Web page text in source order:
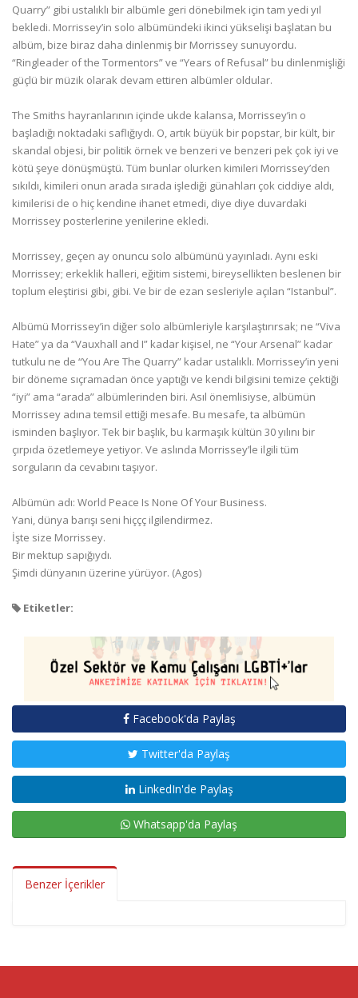
Quarry” gibi ustalıklı bir albümle geri dönebilmek için tam yedi yıl
bekledi. Morrissey’in solo albümündeki ikinci yükselişi başlatan bu
albüm, bize biraz daha dinlenmiş bir Morrissey sunuyordu.
“Ringleader of the Tormentors” ve “Years of Refusal” bu dinlenmişliği
güçlü bir müzik olarak devam ettiren albümler oldular.
The Smiths hayranlarının içinde ukde kalansa, Morrissey’in o
başladığı noktadaki saflığıydı. O, artık büyük bir popstar, bir kült, bir
skandal objesi, bir politik örnek ve benzeri ve benzeri pek çok iyi ve
kötü şeye dönüşmüştü. Tüm bunlar olurken kimileri Morrissey’den
sıkıldı, kimileri onun arada sırada işlediği günahları çok ciddiye aldı,
kimilerisi de o hiç kendine ihanet etmedi, diye diye duvardaki
Morrissey posterlerine yenilerine ekledi.
Morrissey, geçen ay onuncu solo albümünü yayınladı. Aynı eski
Morrissey; erkeklik halleri, eğitim sistemi, bireysellikten beslenen bir
toplum eleştirisi gibi, gibi. Ve bir de ezan sesleriyle açılan “Istanbul”.
Albümü Morrissey’in diğer solo albümleriyle karşılaştırırsak; ne “Viva
Hate” ya da “Vauxhall and I” kadar kişisel, ne “Your Arsenal” kadar
tutkulu ne de “You Are The Quarry” kadar ustalıklı. Morrissey’in yeni
bir döneme sıçramadan önce yaptığı ve kendi bilgisini temize çektiği
“iyi” ama “arada” albümlerinden biri. Asıl önemlisiyse, albümün
Morrissey adına temsil ettiği mesafe. Bu mesafe, ta albümün
isminden başlıyor. Tek bir başlık, bu karmaşık kültün 30 yılını bir
çırpıda özetlemeye yetiyor. Ve aslında Morrissey’le ilgili tüm
sorguların da cevabını taşıyor.
Albümün adı: World Peace Is None Of Your Business.
Yani, dünya barışı seni hiççç ilgilendirmez.
İşte size Morrissey.
Bir mektup sapığıydı.
Şimdi dünyanın üzerine yürüyor. (Agos)
Etiketler:
Facebook'da Paylaş
Twitter'da Paylaş
LinkedIn'de Paylaş
Whatsapp'da Paylaş
Benzer İçerikler